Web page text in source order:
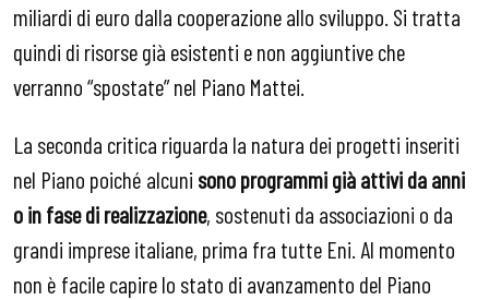
miliardi di euro dalla cooperazione allo sviluppo. Si tratta
quindi di risorse già esistenti e non aggiuntive che
verranno “spostate” nel Piano Mattei.
La seconda critica riguarda la natura dei progetti inseriti
nel Piano poiché alcuni sono programmi già attivi da anni
o in fase di realizzazione, sostenuti da associazioni o da
grandi imprese italiane, prima fra tutte Eni. Al momento
non è facile capire lo stato di avanzamento del Piano